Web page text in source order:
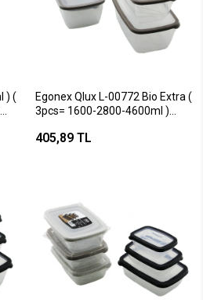
) (
Egonex Qlux L-00772 Bio Extra (
3pcs= 1600-2800-4600ml )
(şeffaf Pls.kap)*8=k
405,89 TL